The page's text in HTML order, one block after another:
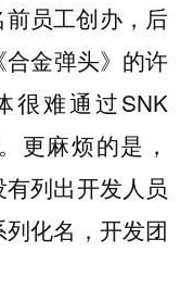
员工创办，后
金弹头》的许
很难通过SNK
更麻烦的是，
有列出开发人员
化名，开发团